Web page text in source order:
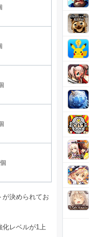
決められてお
化レベルが1上